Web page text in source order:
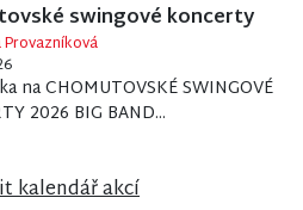
swingové koncerty
na CHOMUTOVSKÉ SWINGOVÉ
2026 BIG BAND...
kalendář akcí